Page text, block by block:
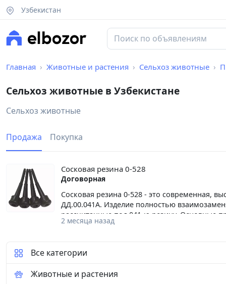
Узбекистан
Главная Животные и растения Сельхоз животные
Сельхоз животные в Узбекистане
Сельхоз животные
Продажа Покупка
Сосковая резина 0-528
Договорная
Сосковая резина 0-528 - это современная,
ДД.00.041А. Изделие полностью
рассчитанные под 041-ю резину. Основные
обеспечивают повышенную
Округлая форма головной части с
мягкий и щадящий режим доения,
2 месяца назад
Все категории
Животные и растения